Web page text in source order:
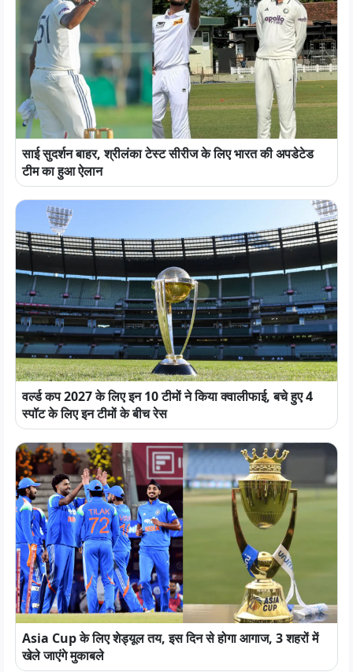
साई सुदर्शन बाहर, श्रीलंका टेस्ट सीरीज के लिए भारत की अपडेटेड
टीम का हुआ ऐलान
वर्ल्ड कप 2027 के लिए इन 10 टीमों ने किया क्वालीफाई, बचे हुए 4
स्पॉट के लिए इन टीमों के बीच रेस
Asia Cup के लिए शेड्यूल तय, इस दिन से होगा आगाज, 3 शहरों में
खेले जाएंगे मुकाबले